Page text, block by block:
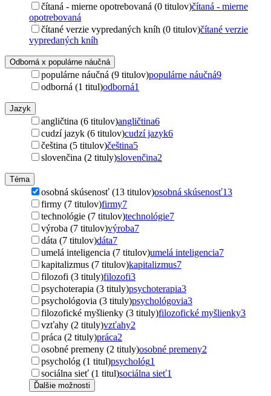
čítaná - mierne opotrebovaná (0 titulov)čítaná - mierne
opotrebovaná
čítané verzie vypredaných kníh (0 titulov)čítané verzie
vypredaných kníh
Odborná x populárne náučná
populárne náučná (9 titulov)populárne náučná9
odborná (1 titul)odborná1
Jazyk
angličtina (6 titulov)angličtina6
cudzí jazyk (6 titulov)cudzí jazyk6
čeština (5 titulov)čeština5
slovenčina (2 tituly)slovenčina2
Téma
osobná skúsenosť (13 titulov)osobná skúsenosť13
firmy (7 titulov)firmy7
technológie (7 titulov)technológie7
výroba (7 titulov)výroba7
dáta (7 titulov)dáta7
umelá inteligencia (7 titulov)umelá inteligencia7
kapitalizmus (7 titulov)kapitalizmus7
filozofi (3 tituly)filozofi3
psychoterapia (3 tituly)psychoterapia3
psychológovia (3 tituly)psychológovia3
filozofické myšlienky (3 tituly)filozofické myšlienky3
vzťahy (2 tituly)vzťahy2
práca (2 tituly)práca2
osobné premeny (2 tituly)osobné premeny2
psychológ (1 titul)psychológ1
sociálna sieť (1 titul)sociálna sieť1
Ďalšie možnosti